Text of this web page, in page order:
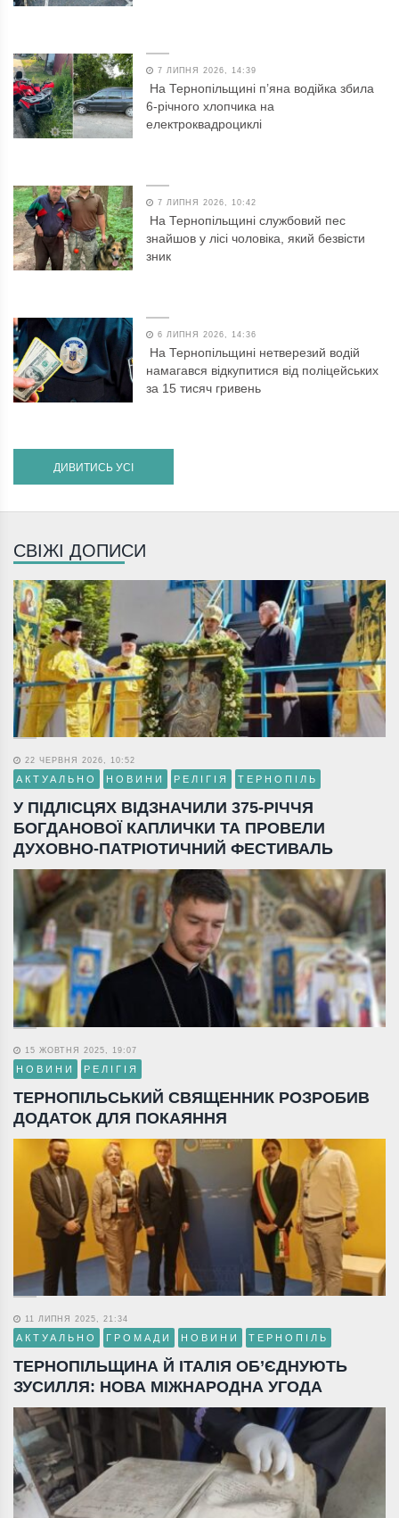
7 ЛИПНЯ 2026, 14:39
На Тернопільщині п’яна водійка збила
6-річного хлопчика на
електроквадроциклі
7 ЛИПНЯ 2026, 10:42
На Тернопільщині службовий пес
знайшов у лісі чоловіка, який безвісти
зник
6 ЛИПНЯ 2026, 14:36
На Тернопільщині нетверезий водій
намагався відкупитися від поліцейських
за 15 тисяч гривень
ДИВИТИСЬ УСІ
СВІЖІ ДОПИСИ
22 ЧЕРВНЯ 2026, 10:52
АКТУАЛЬНО НОВИНИ РЕЛІГІЯ ТЕРНОПІЛЬ
У ПІДЛІСЦЯХ ВІДЗНАЧИЛИ 375-РІЧЧЯ
БОГДАНОВОЇ КАПЛИЧКИ ТА ПРОВЕЛИ
ДУХОВНО-ПАТРІОТИЧНИЙ ФЕСТИВАЛЬ
15 ЖОВТНЯ 2025, 19:07
НОВИНИ РЕЛІГІЯ
ТЕРНОПІЛЬСЬКИЙ СВЯЩЕННИК РОЗРОБИВ
ДОДАТОК ДЛЯ ПОКАЯННЯ
11 ЛИПНЯ 2025, 21:34
АКТУАЛЬНО ГРОМАДИ НОВИНИ ТЕРНОПІЛЬ
ТЕРНОПІЛЬЩИНА Й ІТАЛІЯ ОБ’ЄДНУЮТЬ
ЗУСИЛЛЯ: НОВА МІЖНАРОДНА УГОДА